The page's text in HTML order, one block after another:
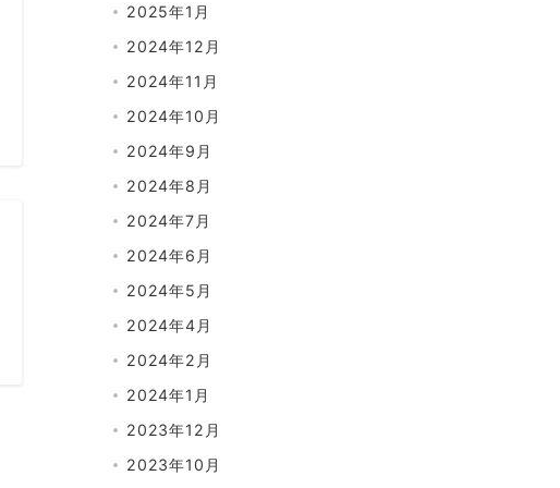
2025年1月
2024年12月
2024年11月
2024年10月
2024年9月
2024年8月
2024年7月
2024年6月
2024年5月
2024年4月
2024年2月
2024年1月
2023年12月
2023年10月